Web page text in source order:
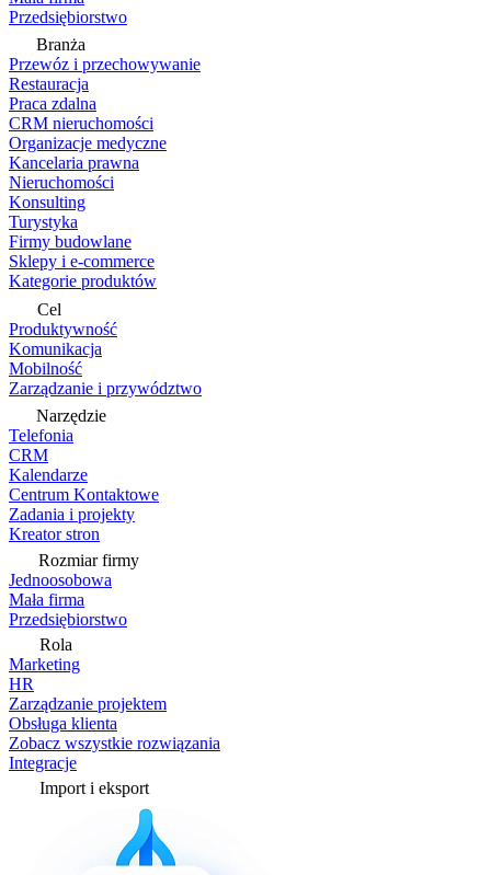
Przedsiębiorstwo
Branża
Przewóz i przechowywanie
Restauracja
Praca zdalna
CRM nieruchomości
Organizacje medyczne
Kancelaria prawna
Nieruchomości
Konsulting
Turystyka
Firmy budowlane
Sklepy i e-commerce
Kategorie produktów
Cel
Produktywność
Komunikacja
Mobilność
Zarządzanie i przywództwo
Narzędzie
Telefonia
CRM
Kalendarze
Centrum Kontaktowe
Zadania i projekty
Kreator stron
Rozmiar firmy
Jednoosobowa
Mała firma
Przedsiębiorstwo
Rola
Marketing
HR
Zarządzanie projektem
Obsługa klienta
Zobacz wszystkie rozwiązania
Integracje
Import i eksport